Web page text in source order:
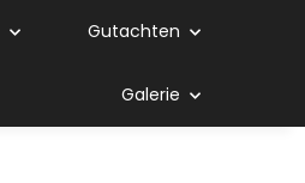
Gutachten
Galerie